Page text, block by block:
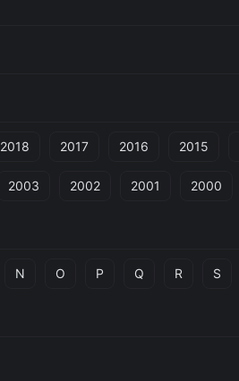
2018 2017 2016 2015
2003 2002 2001 2000
N O P Q R S